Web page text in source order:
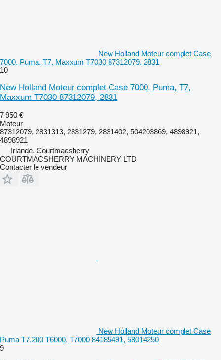
New Holland Moteur complet Case
7000, Puma, T7, Maxxum T7030 87312079, 2831
10
New Holland Moteur complet Case 7000, Puma, T7,
Maxxum T7030 87312079, 2831
7 950 €
Moteur
87312079, 2831313, 2831279, 2831402, 504203869, 4898921,
4898921
Irlande, Courtmacsherry
COURTMACSHERRY MACHINERY LTD
Contacter le vendeur
New Holland Moteur complet Case
Puma T7.200 T6000, T7000 84185491, 58014250
9